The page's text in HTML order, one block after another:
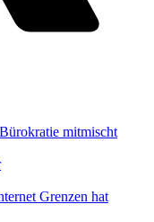
mitmischt
Grenzen hat